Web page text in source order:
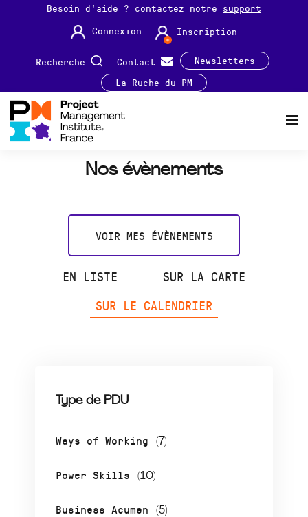
Besoin d'aide ? contactez notre support
Connexion
Inscription
Recherche Contact
Newsletters
La Ruche du PM
Nos évènements
VOIR MES ÉVÈNEMENTS
EN LISTE
SUR LA CARTE
SUR LE CALENDRIER
Type de PDU
Ways of Working (7)
Power Skills (10)
Business Acumen (5)